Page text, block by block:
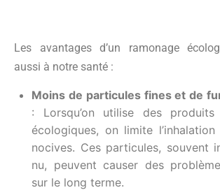
Les avantages d’un ramonage
aussi à notre santé :
Moins de particules fines et de
: Lorsqu’on utilise des
écologiques, on limite
nocives. Ces particules, souvent
nu, peuvent causer des
sur le long terme.